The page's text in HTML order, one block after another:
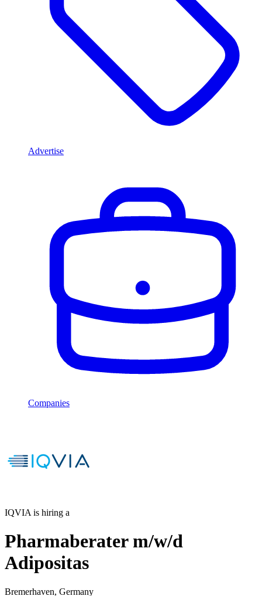
Advertise
Companies
IQVIA is hiring a
Pharmaberater m/w/d
Adipositas
Bremerhaven, Germany